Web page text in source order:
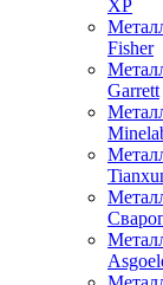
XP
Fisher
Garrett